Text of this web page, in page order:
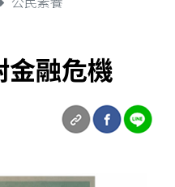
融危機